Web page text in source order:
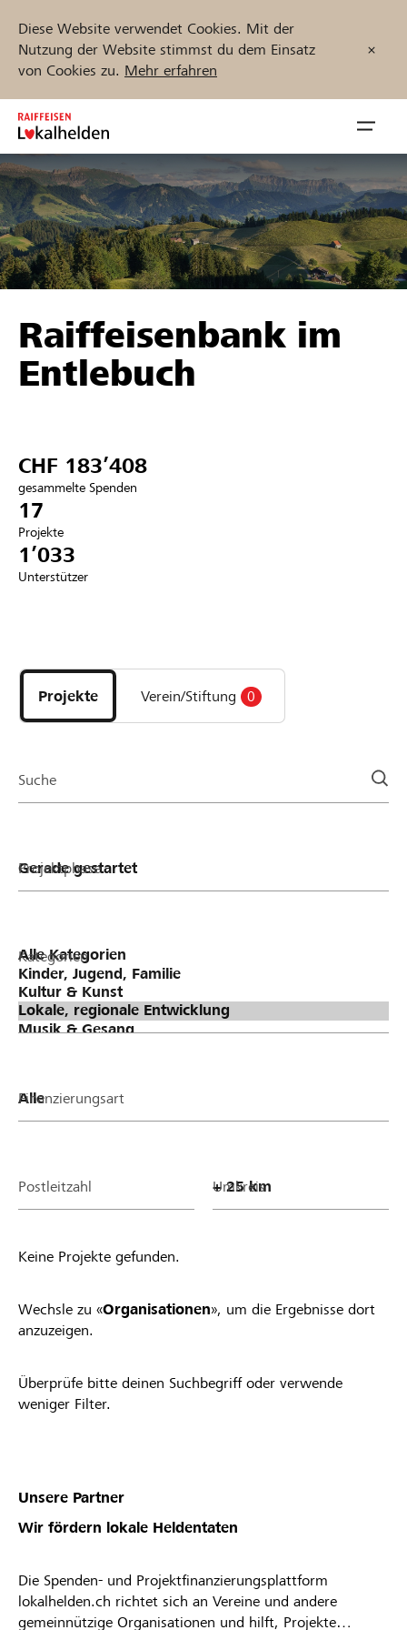
Diese Website verwendet Cookies. Mit der
Nutzung der Website stimmst du dem Einsatz
von Cookies zu. Mehr erfahren
Zum
Inhalt
springen
öffnen
Unterstützen
Hilfe & Support
Anmelden
Projekte und Organisationen finden
Jetzt starten
DE FR IT
Raiffeisenbank im
Entlebuch
CHF 183’408
gesammelte Spenden
17
Projekte
1’033
Unterstützer
Projekte
und
Organisationen
Projekte Verein/Stiftung 0
Suche
Projektphase
Kategorien
Finanzierungsart
Postleitzahl Umkreis
Keine Projekte gefunden.
Wechsle zu «Organisationen», um die Ergebnisse dort
anzuzeigen.
Überprüfe bitte deinen Suchbegriff oder verwende
weniger Filter.
Unsere Partner
Wir fördern lokale Heldentaten
Die Spenden- und Projektfinanzierungsplattform
lokalhelden.ch richtet sich an Vereine und andere
gemeinnützige Organisationen und hilft, Projekte